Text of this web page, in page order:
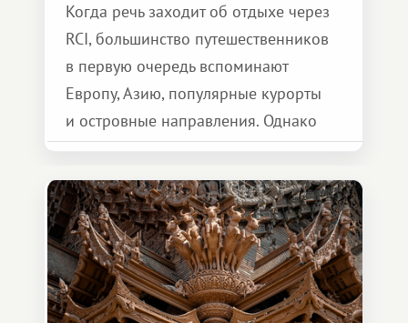
Когда речь заходит об отдыхе через
RCI, большинство путешественников
в первую очередь вспоминают
Европу, Азию, популярные курорты
и островные направления. Однако
возможности обменной системы
значительно шире. Среди них есть
и Африка — континент, который
способен подарить совершенно иной
формат путешествия.